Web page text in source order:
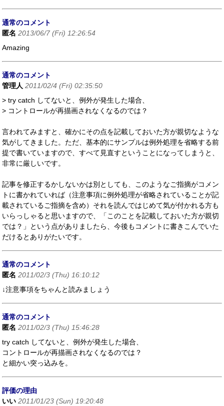
通常のコメント
匿名 2013/06/7 (Fri) 12:26:54
Amazing
通常のコメント
管理人 2011/02/4 (Fri) 02:35:50
> try catch してないと、例外が発生した場合、
> コントロールが再描画されなくなるのでは？
言われてみますと、確かにその点を記載しておいた方が親切なような
気がしてきました。ただ、基本的にサンプルは例外処理を省略する前
提で書いていますので、すべて見直すということになってしまうと、
非常に厳しいです。
記事を修正するかしないかは別としても、このようなご指摘がコメン
トに書かれていれば（注意事項に例外処理が省略されていることが記
載されているご指摘を含め）それを読んではじめて気が付かれる方も
いらっしゃると思いますので、「このことを記載しておいた方が親切
では？」という点がありましたら、今後もコメントに書きこんでいた
だけるとありがたいです。
通常のコメント
匿名 2011/02/3 (Thu) 16:10:12
↓注意事項をちゃんと読みましょう
通常のコメント
匿名 2011/02/3 (Thu) 15:46:28
try catch してないと、例外が発生した場合、
コントロールが再描画されなくなるのでは？
と細かい突っ込みを。
評価の理由
いい 2011/01/23 (Sun) 19:20:48